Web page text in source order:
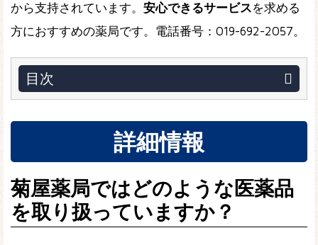
から支持されています。 安心できるサービスを求める
方におすすめの薬局です。電話番号：019-692-2057。
目次
詳細情報
菊屋薬局ではどのような医薬品
を取り扱っていますか？